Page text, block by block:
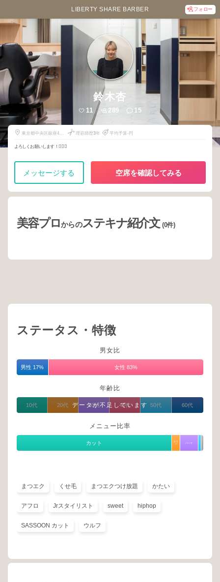
LIBERTY SHARE BARBER フォロー
鈴木杏
11 289 15
東京都中央区銀座4丁
理容師歴3年 平均予算-円
よろしくお願いします！🙇🏻‍♀️
メッセージする 空席を確認してみる
美容プロからのステキナ紹介文(0件)
ステータス・特徴
男女比
男性 17% 女性 83%
年齢比
データが不足しています
10代 20代 30代 40代 50代 60代
メニュー比率
カット
カラ
ー
パーマ
まつエク くせ毛 まつエクつけ放題 かたい
アフロ Jrスタイリスト sweet hiphop
SASSOON カット ウルフ